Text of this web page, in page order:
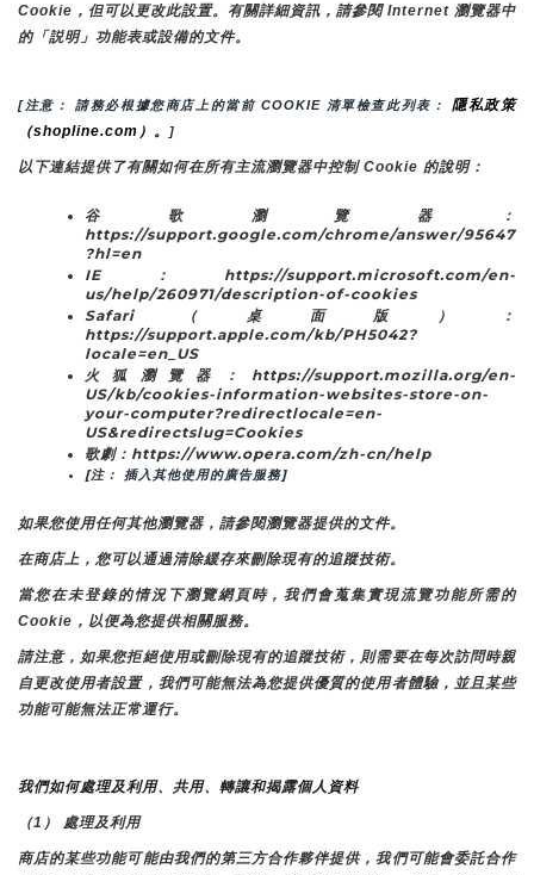
Cookie，但可以更改此設置。有關詳細資訊，請參閱 Internet 瀏覽器中
的「説明」功能表或設備的文件。
[注意： 請務必根據您商店上的當前 COOKIE 清單檢查此列表： 隱私政策
（shopline.com）。
]
以下連結提供了有關如何在所有主流瀏覽器中控制 Cookie 的說明：
谷歌瀏覽器：
https://support.google.com/chrome/answer/95647
?hl=en
IE：https://support.microsoft.com/en-
us/help/260971/description-of-cookies
Safari（桌面版）：
https://support.apple.com/kb/PH5042?
locale=en_US
火狐瀏覽器：https://support.mozilla.org/en-
US/kb/cookies-information-websites-store-on-
your-computer?redirectlocale=en-
US&redirectslug=Cookies
歌劇：https://www.opera.com/zh-cn/help
[注： 插入其他使用的廣告服務]
如果您使用任何其他瀏覽器，請參閱瀏覽器提供的文件。
在商店上，您可以通過清除緩存來刪除現有的追蹤技術。
當您在未登錄的情況下瀏覽網頁時，我們會蒐集實現流覽功能所需的
Cookie，以便為您提供相關服務。
請注意，如果您拒絕使用或刪除現有的追蹤技術，則需要在每次訪問時親
自更改使用者設置，我們可能無法為您提供優質的使用者體驗，並且某些
功能可能無法正常運行。
我們如何處理及利用、共用、轉讓和揭露個人資料
（1） 處理及利用
商店的某些功能可能由我們的第三方合作夥伴提供，我們可能會委託合作